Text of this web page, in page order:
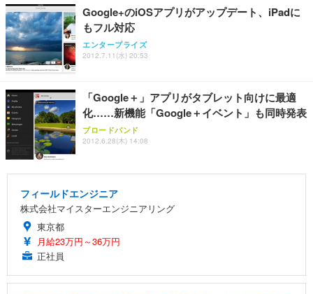
ト 幅52×奥行58.5×高さ84～96cm テレワーク 在宅
勤務 ブラック
￥4,139
像低減 (3年保証 | 輝点保証 | 日本メーカー)
￥34,980
￥3,731
Google+のiOSアプリがアップデート、iPadに
もフル対応
エンタープライズ
2012.7.11(水) 20:53
「Google＋」アプリがタブレット向けに最適
化……新機能「Google＋イベント」も同時発表
ブロードバンド
2012.6.28(木) 14:08
フィールドエンジニア
株式会社マイスターエンジニアリング
東京都
月給23万円～36万円
正社員